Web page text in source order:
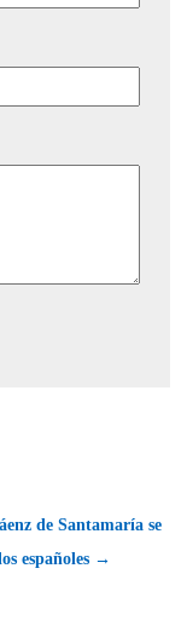
de Santamaría se
españoles →